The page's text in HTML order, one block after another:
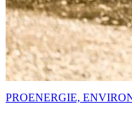
PROENERGIE,